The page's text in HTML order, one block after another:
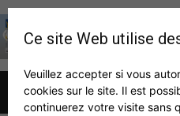
Ce site Web utilise
Veuillez accepter si vous
cookies sur le site. Il est
continuerez votre visite sans